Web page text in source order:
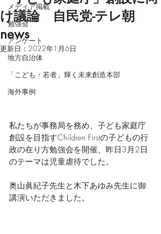
メディア掲載
勉強会
アンケート
地方自治体
「こども・若者」輝く未来創造本部
海外事例
け議論 自民党-テレ朝
news
更新日： 2022年1月6日
私たちが事務局を務め、子ども家庭庁
創設を目指すChildren Firstの子どもの行
政の在り方勉強会を開催、昨日3月2日
のテーマは児童虐待でした。
奥山眞紀子先生と木下あゆみ先生に御
講演いただきました。